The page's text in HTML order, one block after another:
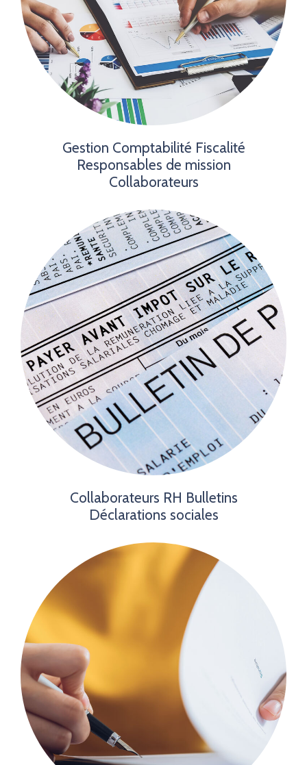
Gestion Comptabilité Fiscalité
Responsables de mission
Collaborateurs
Collaborateurs RH Bulletins
Déclarations sociales